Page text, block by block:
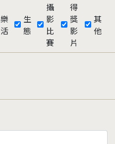
樂
活
生
態
攝
影
比
賽
得
獎
影
片
其
他